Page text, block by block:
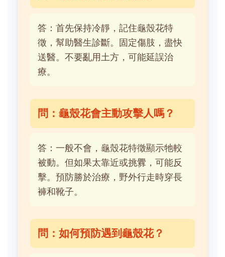
答：首先保持冷靜，記住龜殼花特
徵，幫助醫生診斷。固定傷肢，盡快
送醫。不要亂用土方，可能延誤治
療。
問：龜殼花會主動攻擊人嗎？
答：一般不會，龜殼花特徵顯示牠較
被動。但如果太靠近或挑釁，可能反
擊。預防勝於治療，野外行走時穿長
褲和靴子。
問：如何預防遇到龜殼花？